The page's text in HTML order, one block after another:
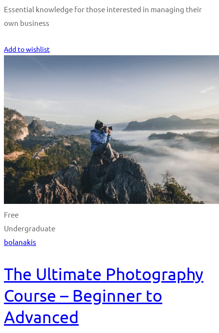
Essential knowledge for those interested in managing their
own business
Add to wishlist
Free
Undergraduate
bolanakis
The Ultimate Photography
Course – Beginner to
Advanced